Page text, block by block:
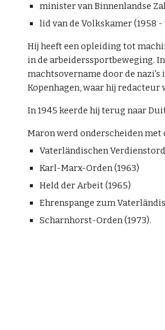
minister van Binnenlandse
lid van de Volkskamer (1958 -
Hij heeft een opleiding tot
in de arbeiderssportbeweging.
machtsovername door de nazi's
Kopenhagen, waar hij redacteur
In 1945 keerde hij terug naar
Maron werd onderscheiden met
Vaterländischen
Karl-Marx-Orden (1963)
Held der Arbeit (1965)
Ehrenspange zum
Scharnhorst-Orden (1973).